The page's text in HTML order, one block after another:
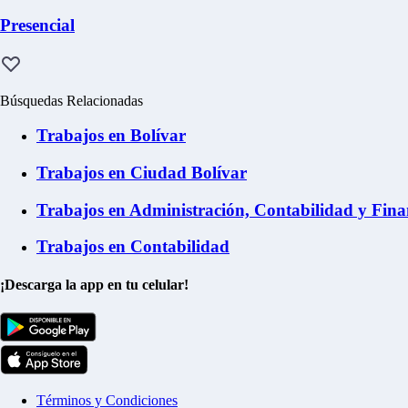
Presencial
Búsquedas Relacionadas
Trabajos en Bolívar
Trabajos en Ciudad Bolívar
Trabajos en Administración, Contabilidad y
Trabajos en Contabilidad
¡Descarga la app en tu celular!
Términos y Condiciones